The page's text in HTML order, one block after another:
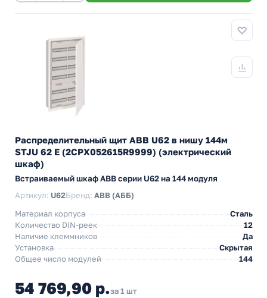
Распределительный щит ABB U62 в нишу 144м
STJU 62 E (2CPX052615R9999) (электрический
шкаф)
Встраиваемый шкаф АВВ серии U62 на 144 модуля
Артикул: U62Бренд: ABB (АББ)
Материал корпуса
Сталь
Количество DIN-реек
12
Наличие клеммников
Да
Установка
Скрытая
Общее число модулей
144
54 769,90 р.за 1 шт